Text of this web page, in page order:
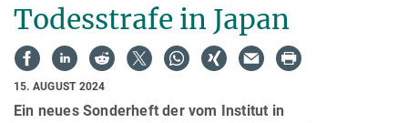
Todesstrafe in Japan
15. AUGUST 2024
Ein neues Sonderheft der vom Institut in